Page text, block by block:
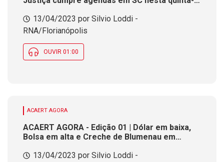
13/04/2023 por Silvio Loddi -
RNA/Florianópolis
OUVIR 01:00
ACAERT AGORA
ACAERT AGORA - Edição 01 | Dólar em baixa,
Bolsa em alta e Creche de Blumenau em
13/04/2023 por Silvio Loddi -